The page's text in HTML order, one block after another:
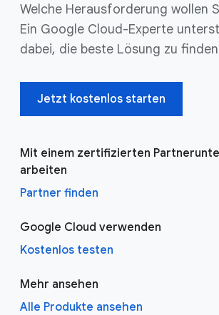
Welche Herausforderung wollen
Ein Google Cloud-Experte
dabei, die beste Lösung zu
Jetzt kostenlos starten
Mit einem zertifizierten
arbeiten
Partner finden
Google Cloud verwenden
Kostenlos testen
Mehr ansehen
Alle Produkte ansehen